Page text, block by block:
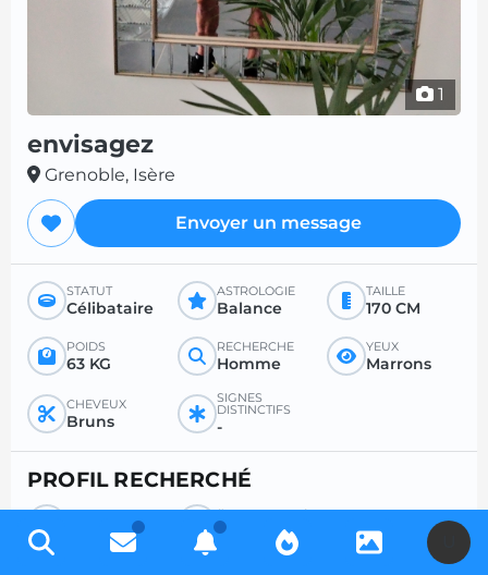
1
envisagez
Grenoble, Isère
Envoyer un message
STATUT
Célibataire
ASTROLOGIE
Balance
TAILLE
170 CM
POIDS
63 KG
RECHERCHE
Homme
YEUX
Marrons
CHEVEUX
Bruns
SIGNES
DISTINCTIFS
-
PROFIL RECHERCHÉ
RECHERCHE
Femme
ÂGE SOUHAITÉ
-